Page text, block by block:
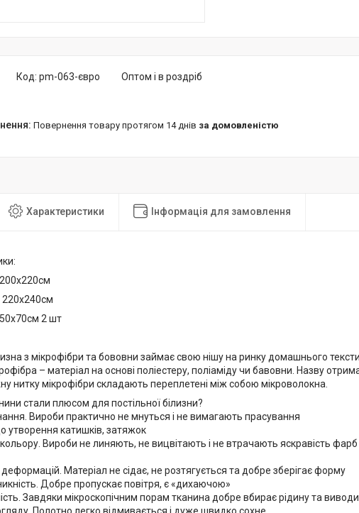
Оптом і в роздріб
Код: pm-063-євро
повернення товару протягом 14 днів за домовленістю
Характеристики Інформація для замовлення
2 шт
з мікрофібри та бововни займає свою нішу на ринку домашнього
– матеріал на основі поліестеру, поліаміду чи бавовни. Назву
нитку мікрофібри складають переплетені між собою мікроволокна.
стали плюсом для постільної білизни?
Вироби практично не мнуться і не вимагають прасування
утворення катишків, затяжок
кольору. Вироби не линяють, не вицвітають і не втрачають яскравість
деформацій. Матеріал не сідає, не розтягується та добре зберігає форму
Добре пропускає повітря, є «дихаючою»
Завдяки мікроскопічним порам тканина добре вбирає рідину та